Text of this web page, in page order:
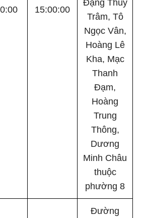
15:00:00
Trâm, Tô
Ngọc Vân,
Hoàng Lê
Kha, Mạc
Thanh
Đạm,
Hoàng
Trung
Thông,
Dương
Minh Châu
thuộc
phường 8
Đường